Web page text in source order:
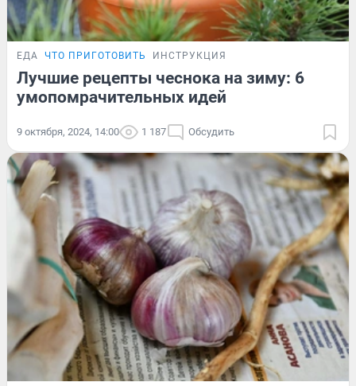
ЕДА ЧТО ПРИГОТОВИТЬ ИНСТРУКЦИЯ
Лучшие рецепты чеснока на зиму: 6
умопомрачительных идей
9 октября, 2024, 14:00 1 187 Обсудить